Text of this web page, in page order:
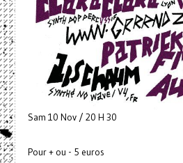
Sam 10 Nov / 20 H 30
Pour + ou - 5 euros